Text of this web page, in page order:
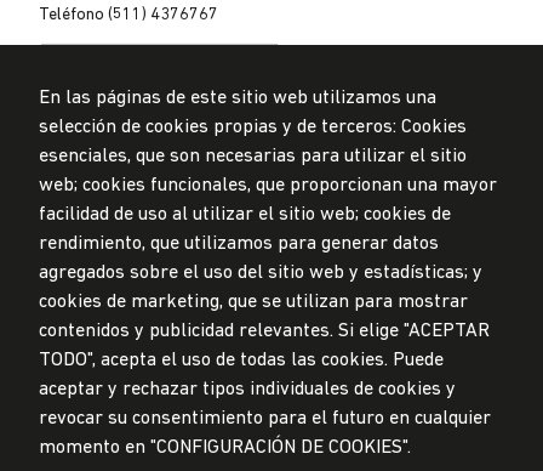
Teléfono (511) 4376767
Privacidad de datos personales
Mesa de partes
© Universidad de Lima, 2024
Todos los derechos reservados
Diseñado porPartners
LA UNIVERSIDAD DE LIMA ES MIEMBRO DE
En las páginas de este sitio web utilizamos una
selección de cookies propias y de terceros: Cookies
esenciales, que son necesarias para utilizar el sitio
web; cookies funcionales, que proporcionan una mayor
facilidad de uso al utilizar el sitio web; cookies de
rendimiento, que utilizamos para generar datos
agregados sobre el uso del sitio web y estadísticas; y
cookies de marketing, que se utilizan para mostrar
contenidos y publicidad relevantes. Si elige "ACEPTAR
TODO", acepta el uso de todas las cookies. Puede
aceptar y rechazar tipos individuales de cookies y
revocar su consentimiento para el futuro en cualquier
momento en "CONFIGURACIÓN DE COOKIES".